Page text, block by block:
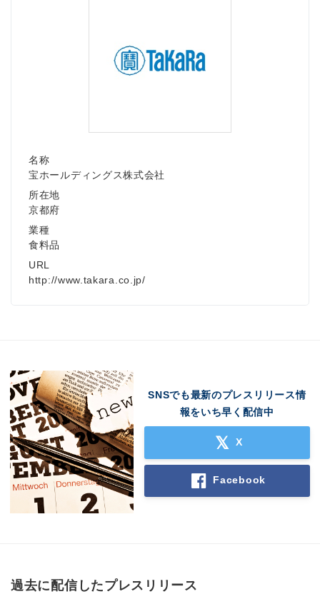
名称
宝ホールディングス株式会社
所在地
京都府
業種
食料品
URL
http://www.takara.co.jp/
SNSでも最新のプレスリリース情
報をいち早く配信中
X
Facebook
過去に配信したプレスリリース